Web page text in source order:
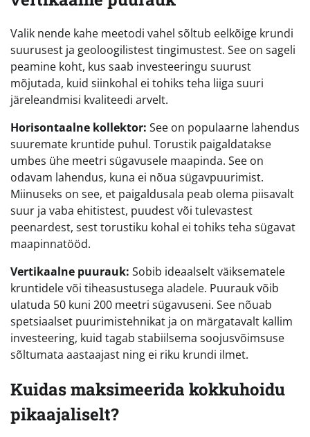
Valik nende kahe meetodi vahel sõltub eelkõige krundi
suurusest ja geoloogilistest tingimustest. See on sageli
peamine koht, kus saab investeeringu suurust
mõjutada, kuid siinkohal ei tohiks teha liiga suuri
järeleandmisi kvaliteedi arvelt.
Horisontaalne kollektor: See on populaarne lahendus
suuremate kruntide puhul. Torustik paigaldatakse
umbes ühe meetri sügavusele maapinda. See on
odavam lahendus, kuna ei nõua sügavpuurimist.
Miinuseks on see, et paigaldusala peab olema piisavalt
suur ja vaba ehitistest, puudest või tulevastest
peenardest, sest torustiku kohal ei tohiks teha sügavat
maapinnatööd.
Vertikaalne puurauk: Sobib ideaalselt väiksematele
kruntidele või tiheasustusega aladele. Puurauk võib
ulatuda 50 kuni 200 meetri sügavuseni. See nõuab
spetsiaalset puurimistehnikat ja on märgatavalt kallim
investeering, kuid tagab stabiilsema soojusvõimsuse
sõltumata aastaajast ning ei riku krundi ilmet.
Kuidas maksimeerida kokkuhoidu
pikaajaliselt?